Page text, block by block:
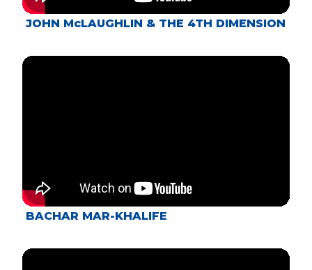
JOHN McLAUGHLIN & THE 4TH DIMENSION
BACHAR MAR-KHALIFE